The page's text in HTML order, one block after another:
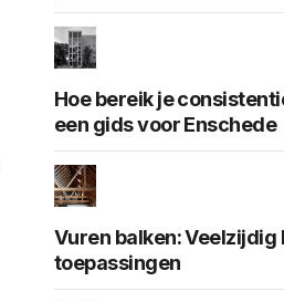
Hoe bereik je
een gids voor Enschede
Vuren balken:
toepassingen